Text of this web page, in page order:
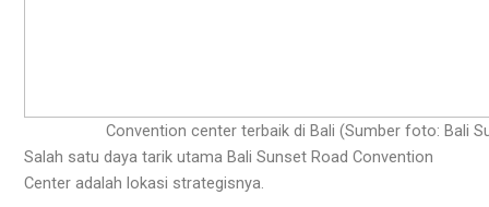
Convention center terbaik di Bali (Sumber foto: Bali
Salah satu daya tarik utama Bali Sunset Road Convention
Center adalah lokasi strategisnya.